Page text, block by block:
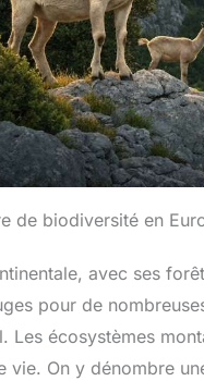
de biodiversité en
avec ses
pour de
Les écosystèmes
vie. On y dénombre